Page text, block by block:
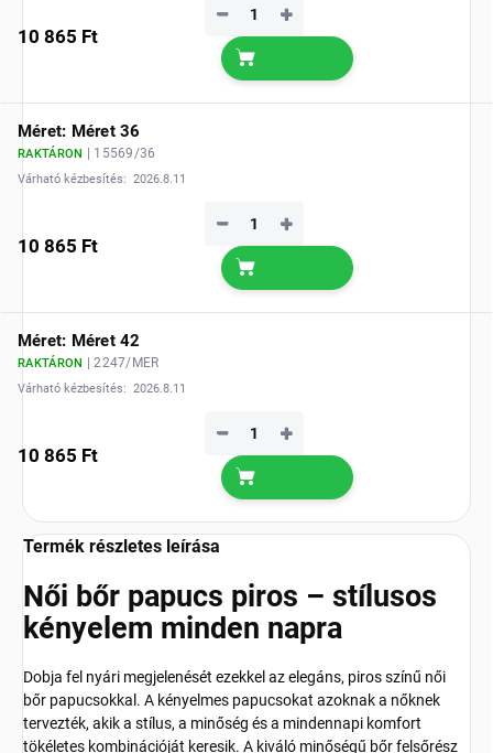
10 865 Ft
+
−
Méret: Méret 36
RAKTÁRON | 15569/36
Várható kézbesítés: 2026.8.11
10 865 Ft
+
−
Méret: Méret 42
RAKTÁRON | 2247/MER
Várható kézbesítés: 2026.8.11
10 865 Ft
+
−
Termék részletes leírása
Női bőr papucs piros – stílusos
kényelem minden napra
Dobja fel nyári megjelenését ezekkel az elegáns, piros színű női
bőr papucsokkal. A kényelmes papucsokat azoknak a nőknek
tervezték, akik a stílus, a minőség és a mindennapi komfort
tökéletes kombinációját keresik. A kiváló minőségű bőr felsőrész